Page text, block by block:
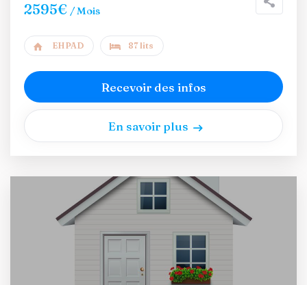
2595€ / Mois
EHPAD 87 lits
Recevoir des infos
En savoir plus